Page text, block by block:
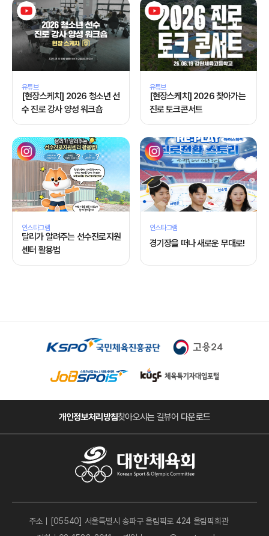
유튜브
[현장스케치] 2026 청소년 선
수 진로 강사 양성 워크숍
유튜브
[현장스케치] 2026 찾아가는
진로 토크콘서트
인스타그램
달리가 알려주는 선수진로지원
센터 활용법
인스타그램
경기장을 떠나 새로운 무대로!
개인정보처리방침찾아오시는 길뷰어 다운로드
주소｜[05540] 서울특별시 송파구 올림픽로 424 올림픽회관